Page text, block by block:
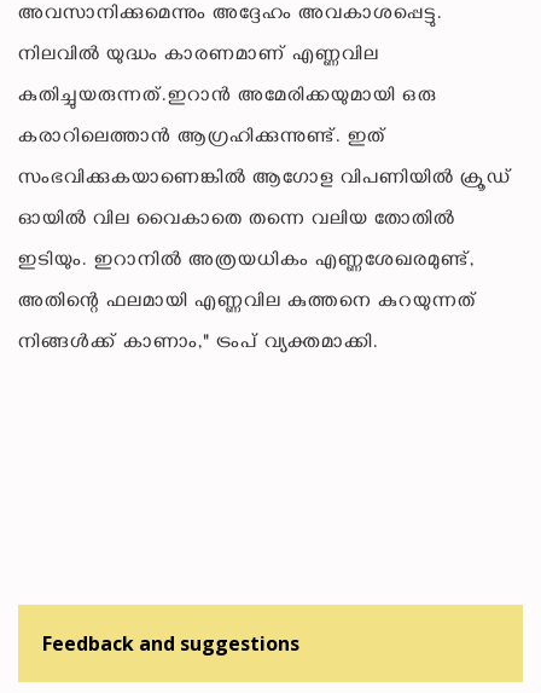
അവസാനിക്കുമെന്നും അദ്ദേഹം അവകാശപ്പെട്ടു.
നിലവിൽ യുദ്ധം കാരണമാണ് എണ്ണവില
കുതിച്ചുയരുന്നത്.ഇറാൻ അമേരിക്കയുമായി ഒരു
കരാറിലെത്താൻ ആഗ്രഹിക്കുന്നുണ്ട്. ഇത്
സംഭവിക്കുകയാണെങ്കിൽ ആഗോള വിപണിയിൽ ക്രൂഡ്
ഓയിൽ വില വൈകാതെ തന്നെ വലിയ തോതിൽ
ഇടിയും. ഇറാനിൽ അത്രയധികം എണ്ണശേഖരമുണ്ട്,
അതിന്റെ ഫലമായി എണ്ണവില കുത്തനെ കുറയുന്നത്
നിങ്ങൾക്ക് കാണാം," ട്രംപ് വ്യക്തമാക്കി.
Feedback and suggestions